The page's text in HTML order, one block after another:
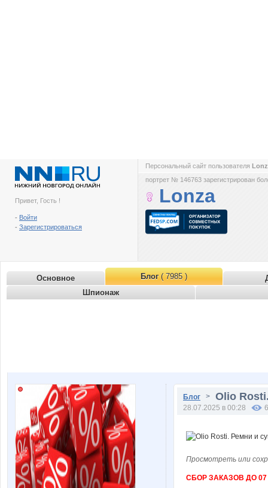
Привет, Гость !
- Войти
- Зарегистрироваться
Персональный сайт пользователя
портрет № 146763 зарегистрирован
Lonza
Основное Блог( 7985 )
Шпионаж
Блог > Olio
28.07.2025 в 00:28
Просмотреть или
СБОР ЗАКАЗОВ ДО 07